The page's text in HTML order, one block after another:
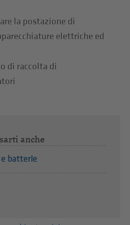
la postazione di
elettriche ed
di raccolta di
anche
e batterie